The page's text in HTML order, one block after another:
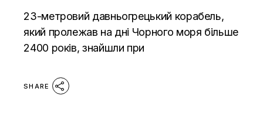
23-метровий давньогрецький корабель,
який пролежав на дні Чорного моря більше
2400 років, знайшли при
SHARE